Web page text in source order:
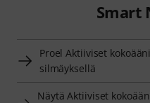
Smart
Proel Aktiiviset
silmäyksellä
Näytä Aktiiviset